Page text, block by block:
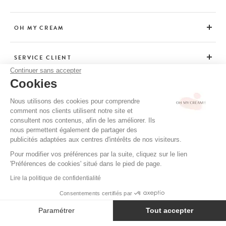
Continuer sans accepter
Cookies
Nous utilisons des cookies pour comprendre
comment nos clients utilisent notre site et
consultent nos contenus, afin de les améliorer. Ils
nous permettent également de partager des
publicités adaptées aux centres d'intérêts de nos visiteurs.
Pour modifier vos préférences par la suite, cliquez sur le lien
'Préférences de cookies' situé dans le pied de page.
Lire la politique de confidentialité
Consentements certifiés par
Paramétrer Tout accepter
OH MY CREAM
SERVICE CLIENT
CONSEILS
CGV / CGU
MENTIONS LÉGALES
POLITIQUE DE CONFIDENTIALITÉ
CRÉDITS